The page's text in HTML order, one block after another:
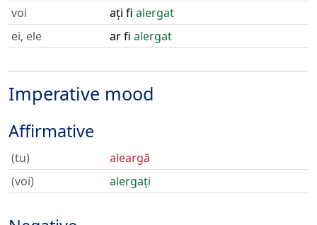
voi
ați fi alergat
ei, ele
ar fi alergat
Imperative mood
Affirmative
(tu)
aleargă
(voi)
alergați